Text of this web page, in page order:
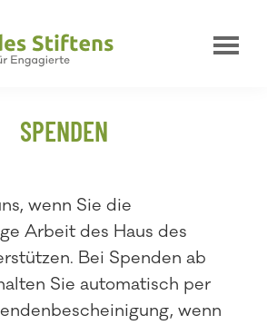
SPENDEN
wenn Sie die
Arbeit des Haus des
Bei Spenden ab
Sie automatisch per
wenn